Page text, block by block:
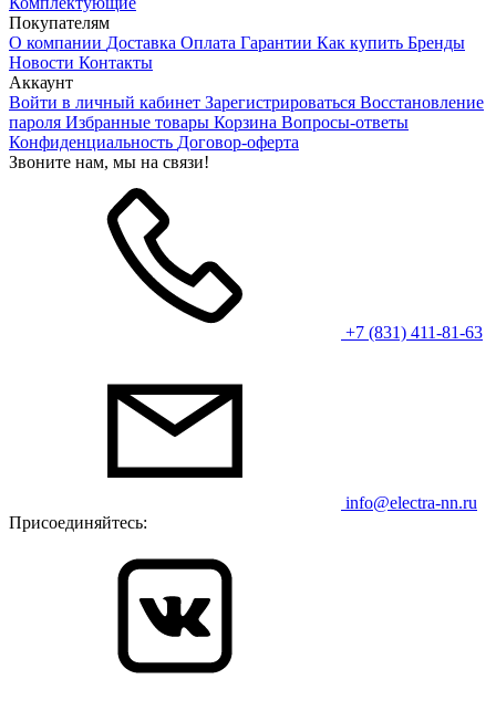
Покупателям
О компании Доставка Оплата Гарантии Как купить Бренды
Новости Контакты
Аккаунт
Войти в личный кабинет Зарегистрироваться Восстановление
пароля Избранные товары Корзина Вопросы-ответы
Конфиденциальность Договор-оферта
Звоните нам, мы на связи!
+7 (831) 411-81-63
info@electra-nn.ru
Присоединяйтесь: